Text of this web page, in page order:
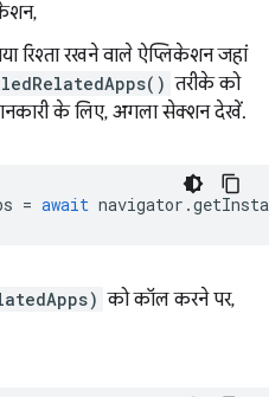
रिश्ता रखने वाले ऐप्लिकेशन जहां
तरीके को
के लिए, अगला सेक्शन देखें.
= await navigator .
को कॉल करने पर,